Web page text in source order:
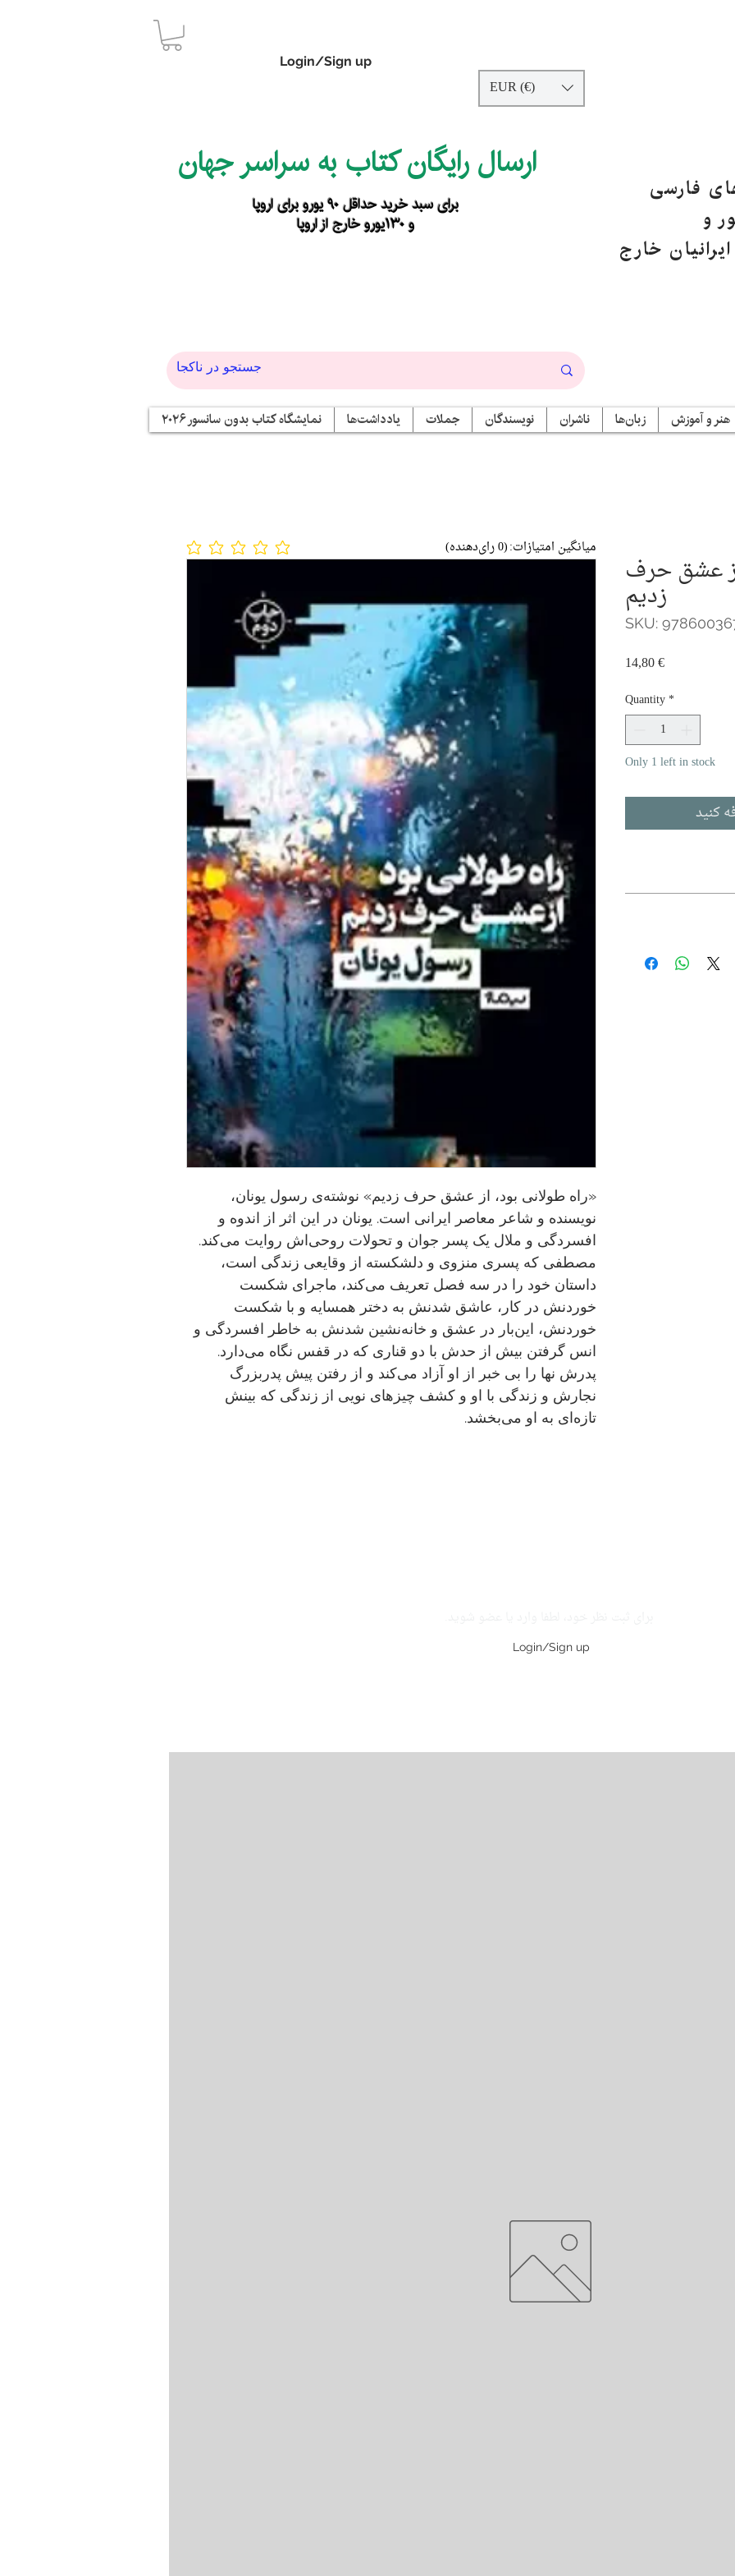
Login/Sign up
EUR (€)
ارسال رایگان کتاب به سراسر جهان
برای سبد خرید حداقل ۹۰ یورو برای اروپا
و ۱۳۰یورو خارج از اروپا
فارسی
و
خارج
هنر و آموزش زبان‌ها ناشران نویسندگان جملات یادداشت‌ها نمایشگاه کتاب بدون سانسور ۲۰۲۶
«راه طولانی بود، از عشق حرف زدیم» نوشته‌ی رسول یونان،
نویسنده و شاعر معاصر ایرانی است. یونان در این اثر از اندوه و
افسردگی و ملال یک پسر جوان و تحولات روحی‌اش روایت می‌کند.
مصطفی که پسری منزوی و دلشکسته از وقایعی زندگی است،
داستان خود را در سه فصل تعریف می‌کند، ماجرای شکست
خوردنش در کار، عاشق شدنش به دختر همسایه و با شکست
خوردنش، این‌بار در عشق و خانه‌نشین شدنش به خاطر افسردگی و
انس گرفتن بیش از حدش با دو قناری که در قفس نگاه می‌دارد.
پدرش نها را بی خبر از او آزاد می‌کند و از رفتن پیش پدربزرگ
نجارش و زندگی با او و کشف چیزهای نویی از زندگی که بینش
تازه‌ای به او می‌بخشد.
عشق حرف
زدیم
SKU:
14,80 €Price
Quantity*
Only 1 left in stock
کنید
No ratings yet میانگین امتیازات:(0 رای‌دهنده)
Login/Sign up